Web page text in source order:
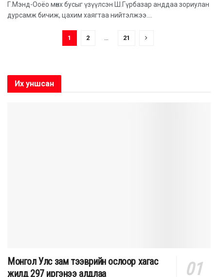
Г.Мэнд-Ооёо мөнх бусыг үзүүлсэн Ш.Гүрбазар анддаа зориулан
дурсамж бичиж, цахим хаягтаа нийтэлжээ....
1 2 … 21
Их уншсан
Монгол Улс зам тээврийн ослоор хагас
жилд 297 иргэнээ алдлаа